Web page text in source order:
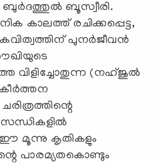
ബുര്‍ദത്തുല്‍ ബൂസ്വീരി.
കാലത്ത് രചിക്കപ്പെട്ട,
പുനര്‍ജീവന്‍
വിളിച്ചോതുന്ന (നഹ്ജുല്‍
ഈ മൂന്നു കൃതികളും
പാരമ്യതകൊണ്ടും